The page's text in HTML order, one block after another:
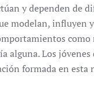
y dependen de
modelan, influyen
como
alguna. Los
formada en esta